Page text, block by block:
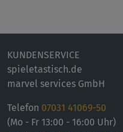
KUNDENSERVICE
spieletastisch.de
marvel services GmbH
Telefon 07031 41069-50
(Mo - Fr 13:00 - 16:00 Uhr)